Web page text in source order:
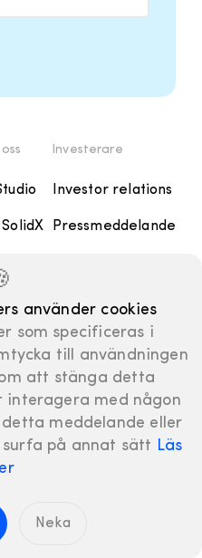
SolidX
Investerare
Investor relations
Pressmeddelande
Finansiell
kalender
Bolagsstyrning
använder cookies
som specificeras i
till användningen
att stänga detta
interagera med någon
meddelande eller
på annat sätt Läs
Neka